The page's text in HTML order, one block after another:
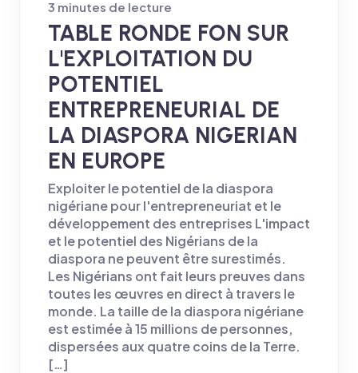
3 minutes de lecture
TABLE RONDE FON SUR
L'EXPLOITATION DU
POTENTIEL
ENTREPRENEURIAL DE
LA DIASPORA NIGERIAN
EN EUROPE
Exploiter le potentiel de la diaspora
nigériane pour l'entrepreneuriat et le
développement des entreprises L'impact
et le potentiel des Nigérians de la
diaspora ne peuvent être surestimés.
Les Nigérians ont fait leurs preuves dans
toutes les œuvres en direct à travers le
monde. La taille de la diaspora nigériane
est estimée à 15 millions de personnes,
dispersées aux quatre coins de la Terre.
[…]